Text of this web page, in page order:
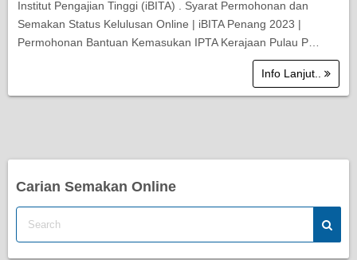
Institut Pengajian Tinggi (iBITA) . Syarat Permohonan dan
Semakan Status Kelulusan Online | iBITA Penang 2023 |
Permohonan Bantuan Kemasukan IPTA Kerajaan Pulau P…
Info Lanjut..
Carian Semakan Online